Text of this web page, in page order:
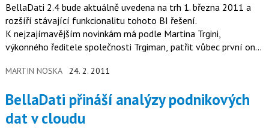
BellaDati 2.4 bude aktuálně uvedena na trh 1. března 2011 a
rozšíří stávající funkcionalitu tohoto BI řešení.
K nejzajímavějším novinkám má podle Martina Trgini,
výkonného ředitele společnosti Trgiman, patřit vůbec první on-
MARTIN NOSKA 24. 2. 2011
BellaDati přináší analýzy podnikových
dat v cloudu